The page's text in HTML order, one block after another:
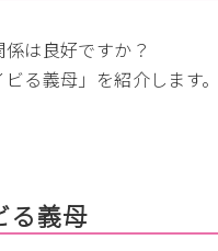
は良好ですか？
る義母」を紹介します。
る義母